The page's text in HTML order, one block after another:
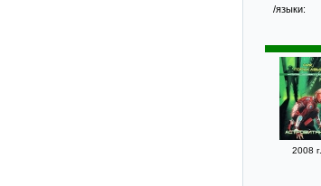
/языки:
2008 г.